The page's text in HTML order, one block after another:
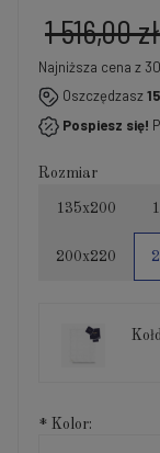
1 516,00 zł
Najniższa cena z
Jeżeli produkt
wyświetlana
produkt
Oszczędzasz
Pospiesz się!
Rozmiar
135x200
200x220
* Kolor: